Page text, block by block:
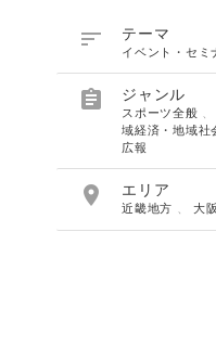
 テーマ
イベント・セミ
 ジャンル
スポーツ全般
域経済・地域社
広報
 エリア
近畿地方 、大